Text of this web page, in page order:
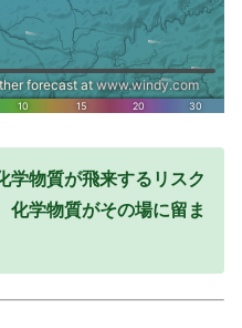
物質が飛来するリスク
化学物質がその場に留ま